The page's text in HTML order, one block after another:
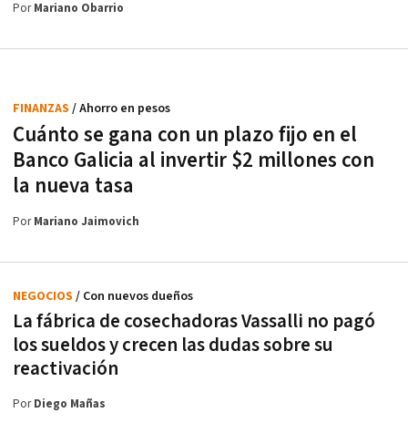
PorMariano Obarrio
Cuánto se gana con un plazo fijo en el
Banco Galicia al invertir $2 millones con
la nueva tasa
FINANZAS / Ahorro en pesos
PorMariano Jaimovich
La fábrica de cosechadoras Vassalli no pagó
los sueldos y crecen las dudas sobre su
reactivación
NEGOCIOS / Con nuevos dueños
PorDiego Mañas